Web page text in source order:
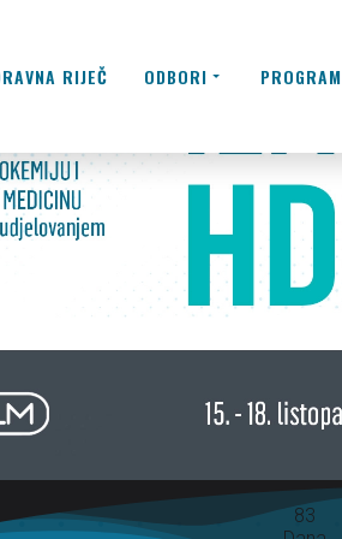
RIJEČ ODBORI PROGRAM
83